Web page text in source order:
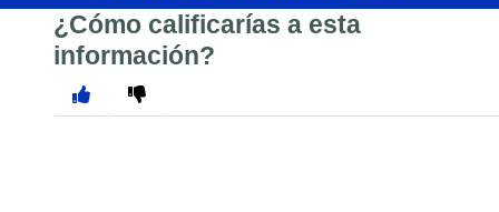
¿Cómo calificarías a esta
información?